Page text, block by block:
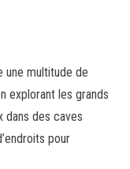
une multitude de
explorant les grands
dans des caves
pour